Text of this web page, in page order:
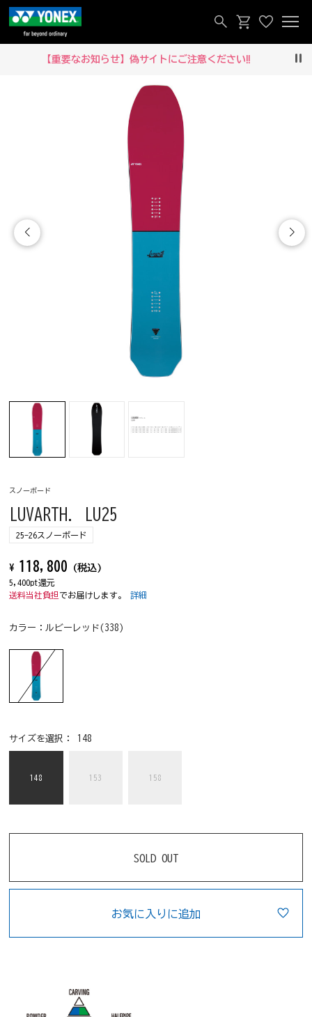
【重要なお知らせ】偽サイトにご注意ください‼
スノーボード
LUVARTH. LU25
25-26スノーボード
¥ 118,800 (税込)
5,400pt還元
送料当社負担 でお届けします。詳細
カラー： ルビーレッド(338)
サイズを選択： 148
148 153 158
SOLD OUT
お気に入りに追加